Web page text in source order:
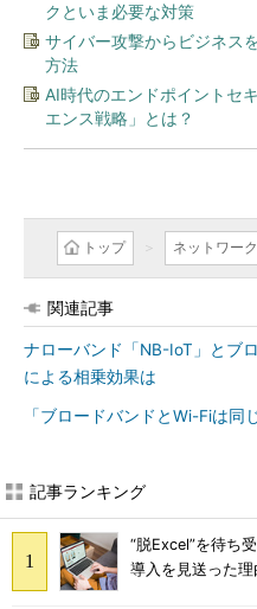
クといま必要な対策
サイバー攻撃からビジネス
方法
AI時代のエンドポイントセ
エンス戦略」とは？
トップ ネットワーク
関連記事
ナローバンド「NB-IoT」とブ
による相乗効果は
「ブロードバンドとWi-Fiは
記事ランキング
“脱Excel”を待ち
導入を見送った理